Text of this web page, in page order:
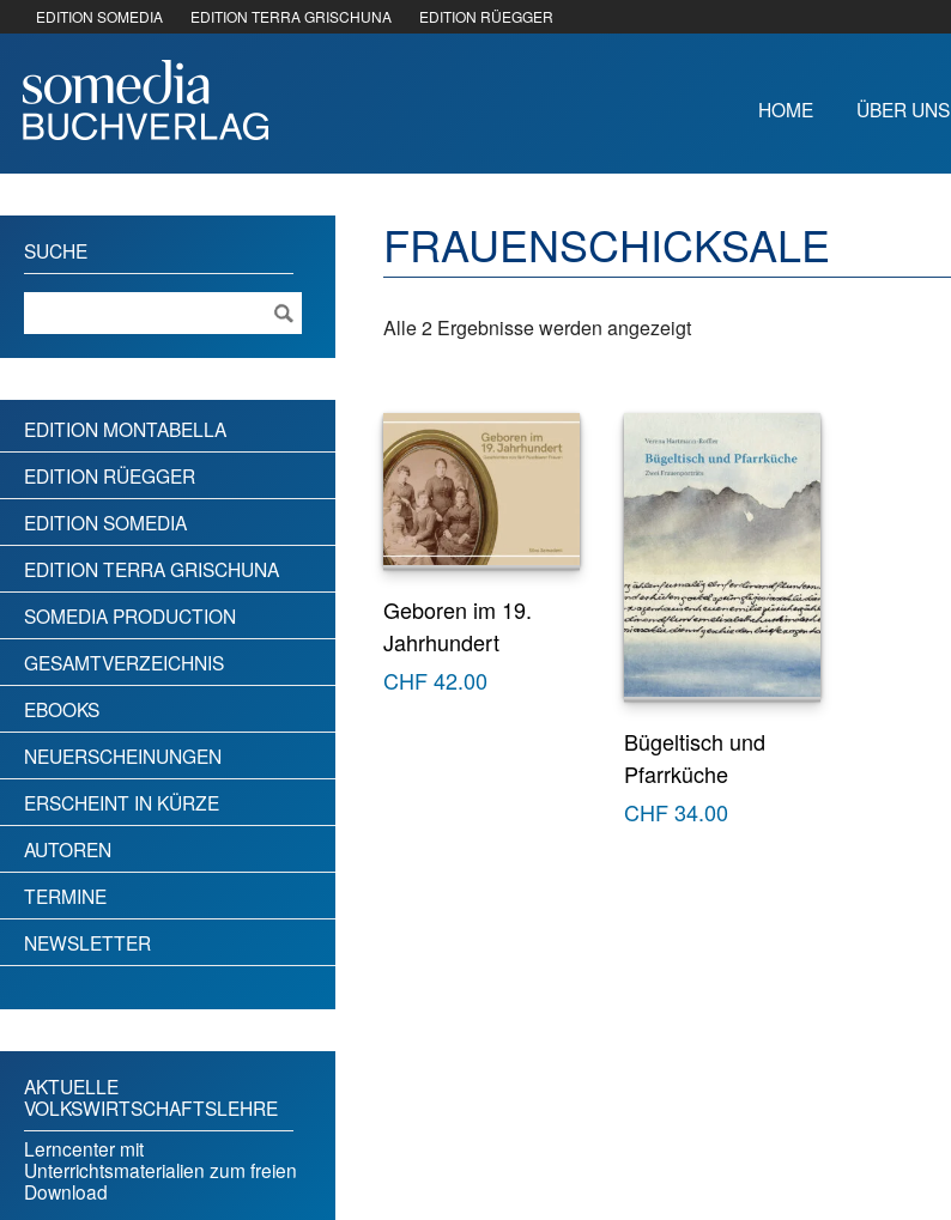
EDITION SOMEDIA EDITION TERRA GRISCHUNA EDITION RÜEGGER
HOME ÜBER UNS
FRAUENSCHICKSALE
Alle 2 Ergebnisse werden angezeigt
Geboren im 19.
Jahrhundert
CHF42.00
Bügeltisch und
Pfarrküche
CHF34.00
SUCHE
EDITION MONTABELLA
EDITION RÜEGGER
EDITION SOMEDIA
EDITION TERRA GRISCHUNA
SOMEDIA PRODUCTION
GESAMTVERZEICHNIS
EBOOKS
NEUERSCHEINUNGEN
ERSCHEINT IN KÜRZE
AUTOREN
TERMINE
NEWSLETTER
AKTUELLE
VOLKSWIRTSCHAFTSLEHRE
Lerncenter mit
Unterrichtsmaterialien zum freien
Download